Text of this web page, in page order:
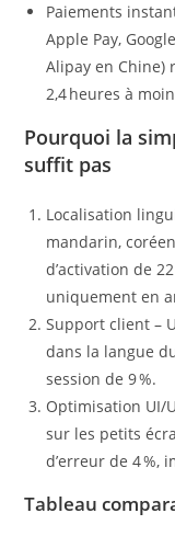
Paiements
Apple Pay,
Alipay en Chine)
2,4 heures à
Pourquoi la
suffit pas
Localisation
mandarin,
d’activation de
uniquement en
Support client –
dans la langue
session de 9 %.
Optimisation UI/
sur les petits
d’erreur de 4 %,
Tableau